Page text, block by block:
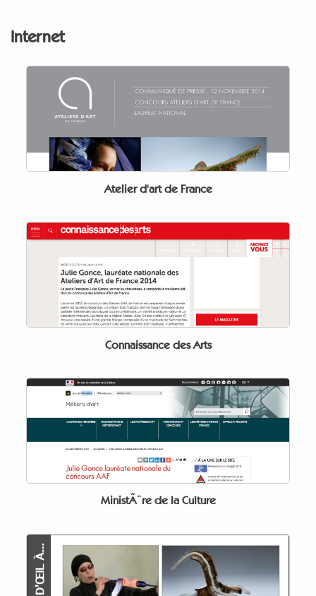
Internet
Atelier d'art de France
Connaissance des Arts
MinistÃ¨re de la Culture